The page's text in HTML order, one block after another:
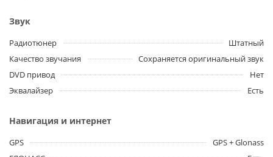
Звук
Радиотюнер
Штатный
Качество звучания
Сохраняется оригинальный звук
DVD привод
Нет
Эквалайзер
Есть
Навигация и интернет
GPS
GPS + Glonass